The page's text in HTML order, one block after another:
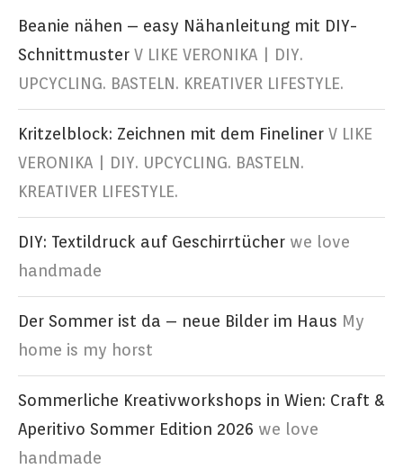
Beanie nähen – easy Nähanleitung mit DIY-
Schnittmuster V LIKE VERONIKA | DIY.
UPCYCLING. BASTELN. KREATIVER LIFESTYLE.
Kritzelblock: Zeichnen mit dem Fineliner V LIKE
VERONIKA | DIY. UPCYCLING. BASTELN.
KREATIVER LIFESTYLE.
DIY: Textildruck auf Geschirrtücher we love
handmade
Der Sommer ist da – neue Bilder im Haus My
home is my horst
Sommerliche Kreativworkshops in Wien: Craft &
Aperitivo Sommer Edition 2026 we love
handmade